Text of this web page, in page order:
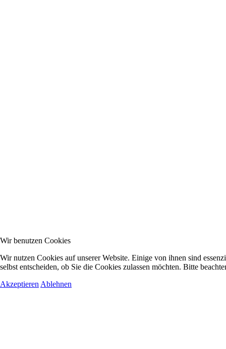
Wir benutzen Cookies
Wir nutzen Cookies auf unserer Website. Einige von ihnen sind
selbst entscheiden, ob Sie die Cookies zulassen möchten. Bitte
Akzeptieren Ablehnen